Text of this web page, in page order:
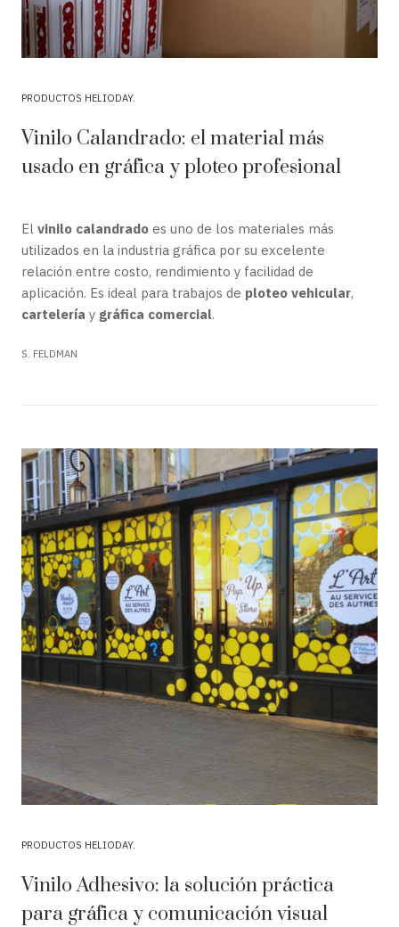
PRODUCTOS HELIODAY
Vinilo Calandrado: el material más
usado en gráfica y ploteo profesional
El vinilo calandrado es uno de los materiales más
utilizados en la industria gráfica por su excelente
relación entre costo, rendimiento y facilidad de
aplicación. Es ideal para trabajos de ploteo vehicular,
cartelería y gráfica comercial.
S. FELDMAN
PRODUCTOS HELIODAY
Vinilo Adhesivo: la solución práctica
para gráfica y comunicación visual